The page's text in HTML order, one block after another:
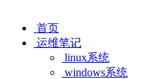
首页
运维笔记
linux系统
windows系统